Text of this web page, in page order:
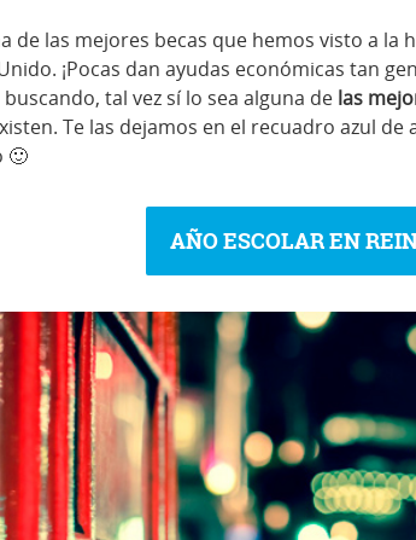
de las mejores becas que hemos visto a
¡Pocas dan ayudas económicas tan
tal vez sí lo sea alguna de las
Te las dejamos en el recuadro azul
🙂
AÑO ESCOLAR EN